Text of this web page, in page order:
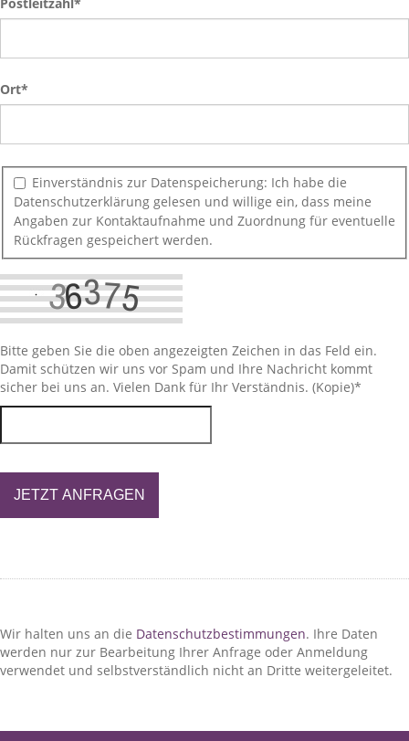
Ort*
Einverständnis zur Datenspeicherung: Ich habe die
Datenschutzerklärung gelesen und willige ein, dass meine
Angaben zur Kontaktaufnahme und Zuordnung für eventuelle
Rückfragen gespeichert werden.
Bitte geben Sie die oben angezeigten Zeichen in das Feld ein.
Damit schützen wir uns vor Spam und Ihre Nachricht kommt
sicher bei uns an. Vielen Dank für Ihr Verständnis. (Kopie)*
JETZT ANFRAGEN
Wir halten uns an die Datenschutzbestimmungen. Ihre Daten
werden nur zur Bearbeitung Ihrer Anfrage oder Anmeldung
verwendet und selbstverständlich nicht an Dritte weitergeleitet.